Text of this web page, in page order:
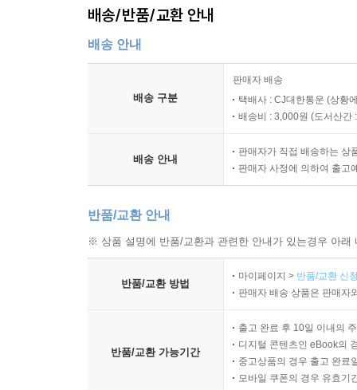
배송/반품/교환 안내
배송 안내
배송 구분
판매자 배송
택배사 : CJ대한통운 (상황
배송비 : 3,000원 (도서산간
배송 안내
판매자가 직접 배송하는 상
판매자 사정에 의하여 출고
반품/교환 안내
※ 상품 설명에 반품/교환과 관련한 안내가 있는경우 아
반품/교환 방법
마이페이지 > 반품/교환 신
판매자 배송 상품은 판매자
반품/교환 가능기간
출고 완료 후 10일 이내의
디지털 콘텐츠인 eBook의
중고상품의 경우 출고 완료
모바일 쿠폰의 경우 유효기